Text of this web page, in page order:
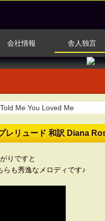
会社情報 舎人独言
会社情報 舎人独言
Me You Loved Me
レリュード 和訳 Diana
りですと
も秀逸なメロディです♪